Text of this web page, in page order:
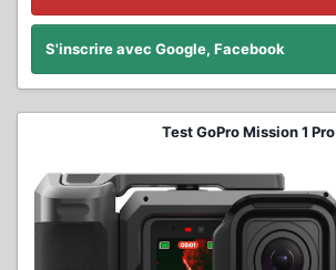
S'inscrire avec Google, Facebook
Test GoPro Mission 1 Pro